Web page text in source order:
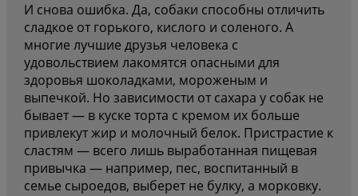
И снова ошибка. Да, собаки способны отличить
сладкое от горького, кислого и соленого. А
многие лучшие друзья человека с
удовольствием лакомятся опасными для
здоровья шоколадками, мороженым и
выпечкой. Но зависимости от сахара у собак не
бывает — в куске торта с кремом их больше
привлекут жир и молочный белок. Пристрастие к
сластям — всего лишь выработанная пищевая
привычка — например, пес, воспитанный в
семье сыроедов, выберет не булку, а морковку.